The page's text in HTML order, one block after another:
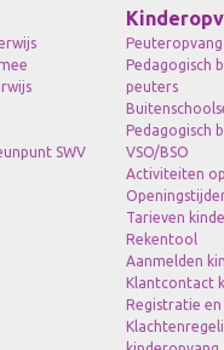
SWV
Peuteropvang
Pedagogisch
peuters
Pedagogisch
VSO/BSO
Activiteiten
Tarieven
Rekentool
Aanmelden
Klantcontact
Registratie en